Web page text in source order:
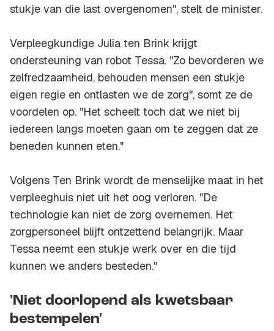
stukje van die last overgenomen", stelt de minister.
Verpleegkundige Julia ten Brink krijgt
ondersteuning van robot Tessa. "Zo bevorderen we
zelfredzaamheid, behouden mensen een stukje
eigen regie en ontlasten we de zorg", somt ze de
voordelen op. "Het scheelt toch dat we niet bij
iedereen langs moeten gaan om te zeggen dat ze
beneden kunnen eten."
Volgens Ten Brink wordt de menselijke maat in het
verpleeghuis niet uit het oog verloren. "De
technologie kan niet de zorg overnemen. Het
zorgpersoneel blijft ontzettend belangrijk. Maar
Tessa neemt een stukje werk over en die tijd
kunnen we anders besteden."
'Niet doorlopend als kwetsbaar
bestempelen'